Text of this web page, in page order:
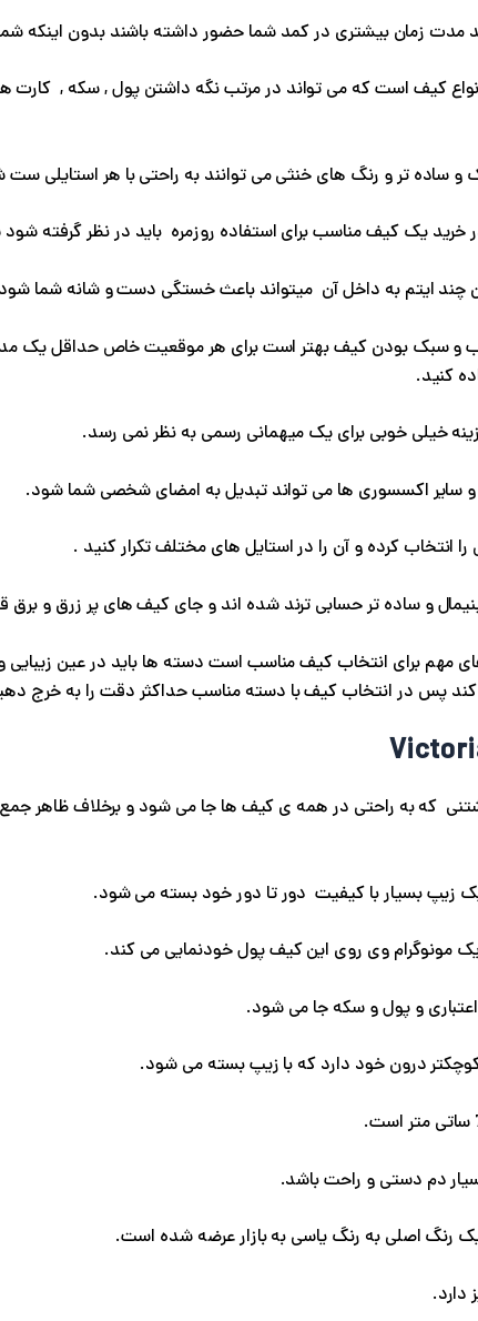
زمان بیشتری در کمد شما حضور داشته باشند بدون اینکه
انواع کیف است که می تواند در مرتب نگه داشتن پول , سکه ,
ساده تر و رنگ های خنثی می توانند به راحتی با هر استایلی
خرید یک کیف مناسب برای استفاده روزمره باید در نظر گرفته
ایتم به داخل آن میتواند باعث خستگی دست و شانه شما شود
و سبک بودن کیف بهتر است برای هر موقعیت خاص حداقل یک
کنید.
خیلی خوبی برای یک میهمانی رسمی به نظر نمی رسد.
سایر اکسسوری ها می تواند تبدیل به امضای شخصی شما شود.
کرده و آن را در استایل های مختلف تکرار کنید .
و ساده تر حسابی ترند شده اند و جای کیف های پر زرق و برق
مهم برای انتخاب کیف مناسب است دسته ها باید در عین
کند پس در انتخاب کیف با دسته مناسب حداکثر دقت را به خرج
که به راحتی در همه ی کیف ها جا می شود و برخلاف ظاهر جمع
یک مونوگرام وی روی این کیف پول خودنمایی می کند.
درون خود دارد که با زیپ بسته می شود.
دم دستی و راحت باشد.
دارد.